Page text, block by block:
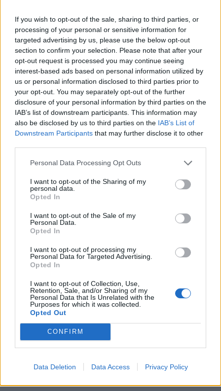
If you wish to opt-out of the sale, sharing to third parties, or
processing of your personal or sensitive information for
targeted advertising by us, please use the below opt-out
section to confirm your selection. Please note that after your
opt-out request is processed you may continue seeing
interest-based ads based on personal information utilized by
us or personal information disclosed to third parties prior to
your opt-out. You may separately opt-out of the further
disclosure of your personal information by third parties on the
IAB’s list of downstream participants. This information may
also be disclosed by us to third parties on the IAB’s List of
Downstream Participants that may further disclose it to other
Personal Data Processing Opt Outs
I want to opt-out of the Sharing of my
personal data.
Opted In
I want to opt-out of the Sale of my
Personal Data.
Opted In
I want to opt-out of processing my
Personal Data for Targeted Advertising.
Opted In
I want to opt-out of Collection, Use,
Retention, Sale, and/or Sharing of my
Personal Data that Is Unrelated with the
Purposes for which it was collected.
Opted Out
CONFIRM
Data Deletion Data Access Privacy Policy